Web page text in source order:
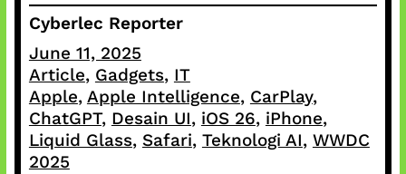
Cyberlec Reporter
June 11, 2025
Article, Gadgets, IT
Apple, Apple Intelligence, CarPlay ,
ChatGPT, Desain UI, iOS 26, iPhone ,
Liquid Glass, Safari, Teknologi AI, WWDC
2025